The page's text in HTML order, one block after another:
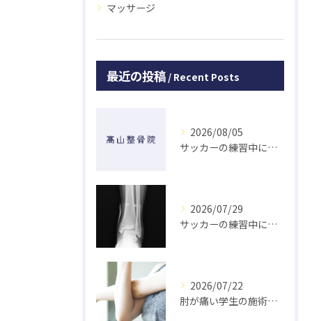
マッサージ
最近の投稿 Recent Posts
2026/08/05
サッカーの練習中に指を突き指して怪我した学生の初回対応と施術 大鳥居にある整骨院
2026/07/29
サッカーの練習中に足の怪我をした学生の初回対応と施術 大鳥居にある整骨院
2026/07/22
肘が痛い学生の施術 大鳥居にある整骨院